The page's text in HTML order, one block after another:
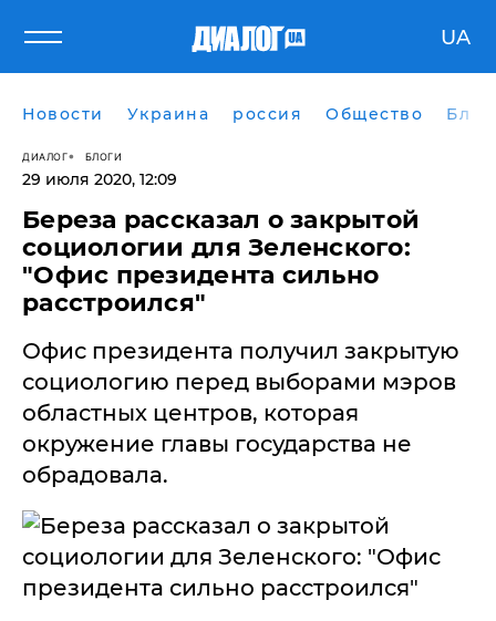
UA
Новости Украина россия Общество
ДИАЛОГ БЛОГИ
29 июля 2020, 12:09
Береза рассказал о закрытой
социологии для Зеленского:
"Офис президента сильно
расстроился"
​Офис президента получил закрытую
социологию перед выборами мэров
областных центров, которая
окружение главы государства не
обрадовала.